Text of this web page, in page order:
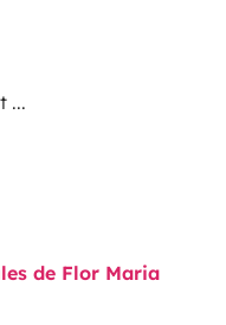
...
de Flor Maria